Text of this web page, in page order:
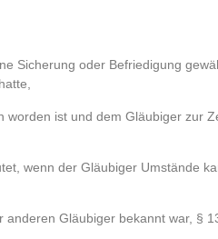
Sicherung oder Befriedigung
worden ist und dem Gläubiger zur
wenn der Gläubiger Umstände
Gläubiger bekannt war, §